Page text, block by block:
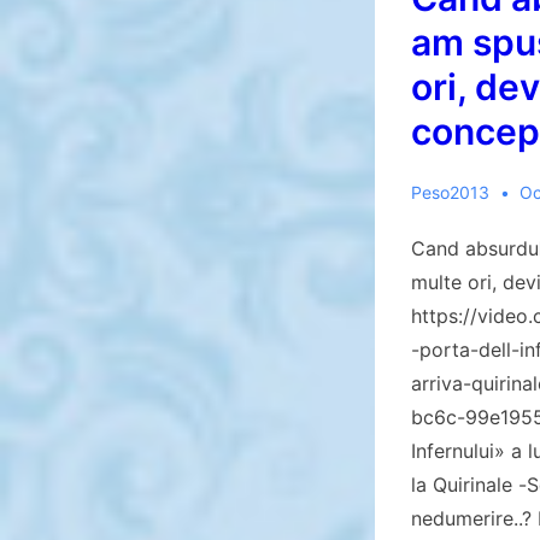
am
ori,
Peso2013
Cand
multe ori,
https://
-porta-dell-
arriva-
bc6c-
Infernului» a
la Quirinale -